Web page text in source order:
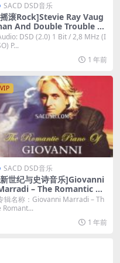
SACD DSD音乐
滚Rock]Stevie Ray Vaug
And Double Trouble –
Stand The Weath
[SACD ISO 百度云]
DSD (2.0) 1 Bit / 2,8 MHz (I
P...
1 年前
VIP
SACD DSD音乐
世纪与史诗音乐]Giovanni
– The Romantic Pi
of Giovanni (2014) [SA
辑名称：Giovanni Marradi – Th
Romant...
1 年前